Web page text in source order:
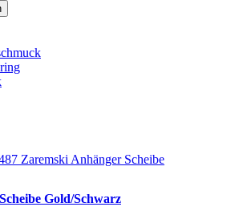
Gold/Schwarz